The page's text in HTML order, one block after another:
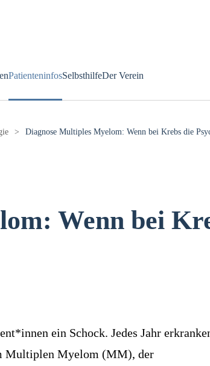
PatienteninfosSelbsthilfeDer Verein
Diagnose Multiples Myelom: Wenn bei Krebs die
Wenn bei
ein Schock. Jedes Jahr
Multiplen Myelom (MM), der